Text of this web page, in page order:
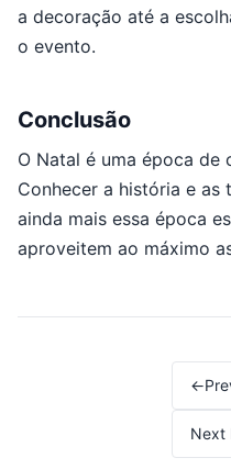
a decoração até a
o evento.
Conclusão
O Natal é uma época de
Conhecer a história e
ainda mais essa época
aproveitem ao máximo
←
Next